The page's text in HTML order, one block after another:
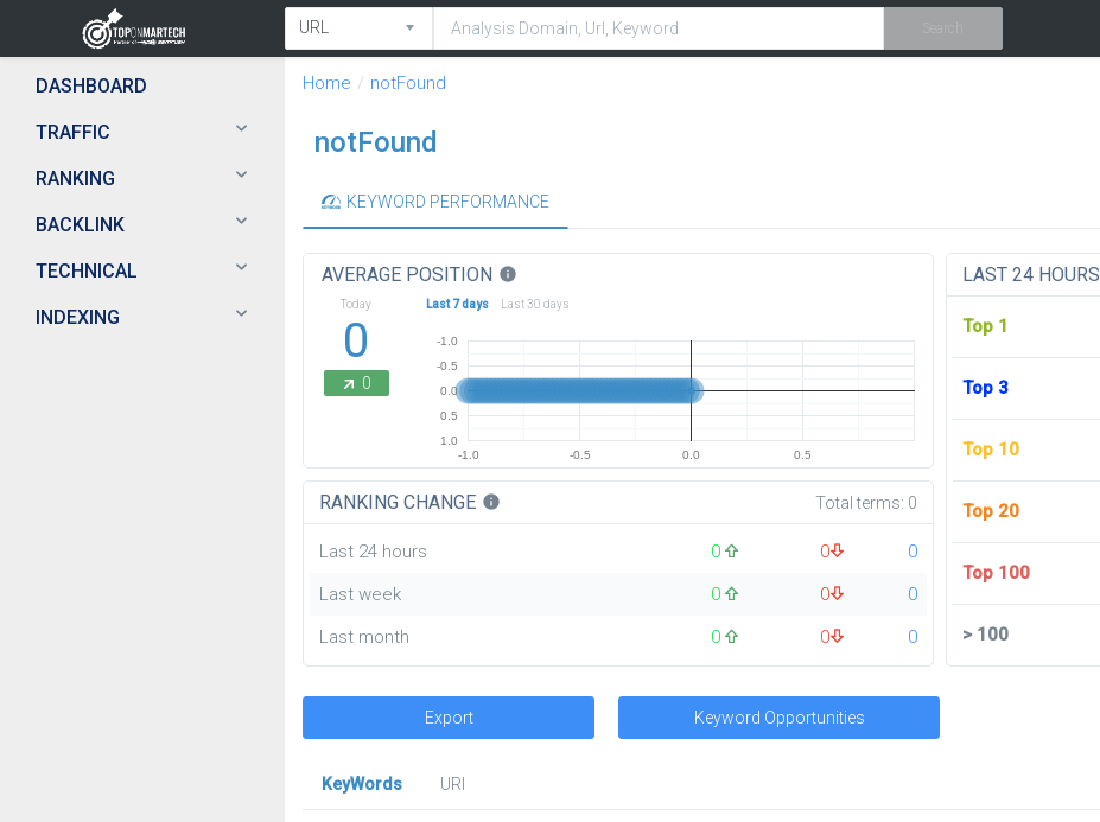
DASHBOARD
TRAFFIC
RANKING
BACKLINK
TECHNICAL
INDEXING
Home notFound
notFound
KEYWORD PERFORMANCE
AVERAGE POSITION info
Today
0
0
Last 7 days Last 30 days
-1.0 -0.5 0.0 0.5
-1.0
-0.5
0.0
0.5
1.0
RANKING CHANGE info Total terms: 0
Last 24 hours 0 0
0
Last week
0 0
0
Last month
0 0 0
LAST 24 HOURS
Top 1
Top 3
Top 10
Top 20
Top 100
>100
Export Keyword Opportunities
KeyWords
URl